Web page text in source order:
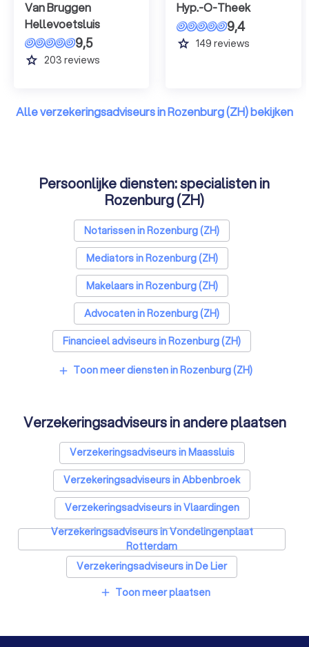
Van Bruggen
Hellevoetsluis
9,5
grade 203 reviews
Hyp.-O-Theek
9,4
grade 149 reviews
Alle verzekeringsadviseurs in Rozenburg (ZH) bekijken
Persoonlijke diensten: specialisten in
Rozenburg (ZH)
Notarissen in Rozenburg (ZH)
Mediators in Rozenburg (ZH)
Makelaars in Rozenburg (ZH)
Advocaten in Rozenburg (ZH)
Financieel adviseurs in Rozenburg (ZH)
Coaches in Rozenburg (ZH)
Relatietherapeuten in Rozenburg (ZH)
Psychologen in Rozenburg (ZH)
Belastingadviseurs in Rozenburg (ZH)
Hypotheekadviseurs in Rozenburg (ZH)
Personal trainers in Rozenburg (ZH)
Diëtisten in Rozenburg (ZH)
add Toon meer diensten in Rozenburg (ZH)
Verzekeringsadviseurs in andere plaatsen
Verzekeringsadviseurs in Maassluis
Verzekeringsadviseurs in Abbenbroek
Verzekeringsadviseurs in Vlaardingen
Verzekeringsadviseurs in Vondelingenplaat
Rotterdam
Verzekeringsadviseurs in De Lier
Verzekeringsadviseurs in Spijkenisse
add Toon meer plaatsen